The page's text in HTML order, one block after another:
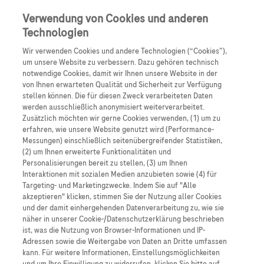
Anmelden
Neuroscience
SMA
Spinale Muskelatrophie
Verwendung von Cookies und anderen
Technologien
Wir verwenden Cookies und andere Technologien (“Cookies”),
um unsere Website zu verbessern. Dazu gehören technisch
notwendige Cookies, damit wir Ihnen unsere Website in der
von Ihnen erwarteten Qualität und Sicherheit zur Verfügung
stellen können. Die für diesen Zweck verarbeiteten Daten
werden ausschließlich anonymisiert weiterverarbeitet.
Zusätzlich möchten wir gerne Cookies verwenden, (1) um zu
erfahren, wie unsere Website genutzt wird (Performance-
Messungen) einschließlich seitenübergreifender Statistiken,
(2) um Ihnen erweiterte Funktionalitäten und
Personalisierungen bereit zu stellen, (3) um Ihnen
Interaktionen mit sozialen Medien anzubieten sowie (4) für
Targeting- und Marketingzwecke. Indem Sie auf "Alle
akzeptieren" klicken, stimmen Sie der Nutzung aller Cookies
und der damit einhergehenden Datenverarbeitung zu, wie sie
näher in unserer Cookie-/Datenschutzerklärung beschrieben
ist, was die Nutzung von Browser-Informationen und IP-
Adressen sowie die Weitergabe von Daten an Dritte umfassen
kann. Für weitere Informationen, Einstellungsmöglichkeiten